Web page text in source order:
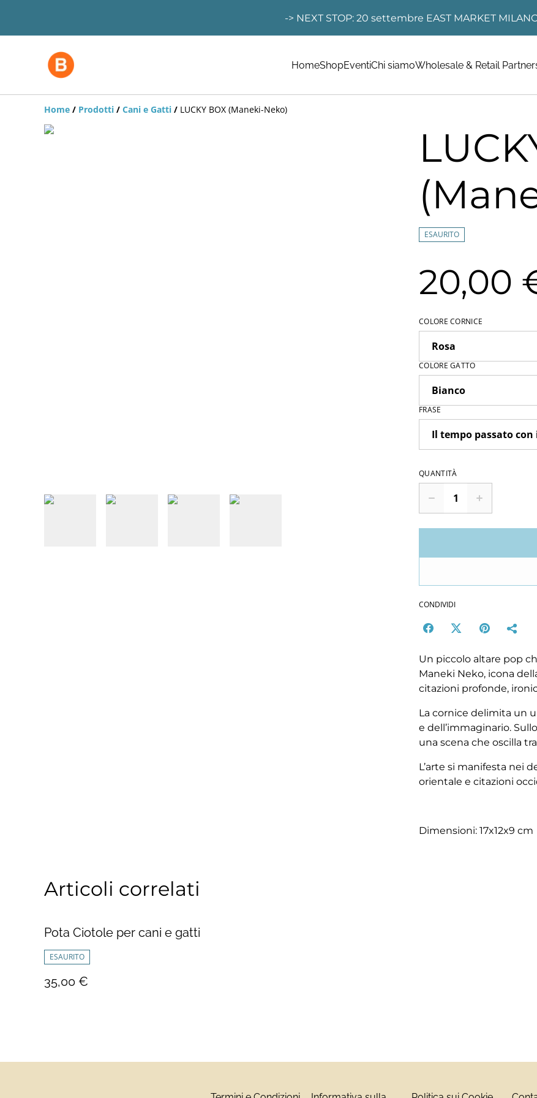
-> NEXT STOP: 20 settembre EAST MARKET
HomeShopEventiChi siamoWholesale & Retail
Home / Prodotti / Cani e Gatti / LUCKY BOX (Maneki-Neko)
ESAURITO
20,00
COLORE CORNICE
COLORE GATTO
FRASE
QUANTITÀ
CONDIVIDI
Un piccolo altare pop
Maneki Neko, icona
citazioni profonde,
La cornice delimita un
e dell’immaginario.
una scena che oscilla
L’arte si manifesta nei
orientale e citazioni
Dimensioni: 17x12x9 cm
Articoli correlati
Pota Ciotole per cani e gatti
ESAURITO
35,00 €